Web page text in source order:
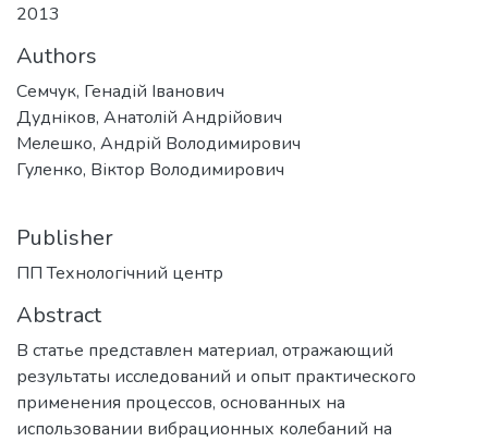
2013
Authors
Семчук, Генадій Іванович
Дудніков, Анатолій Андрійович
Мелешко, Андрій Володимирович
Гуленко, Віктор Володимирович
Publisher
ПП Технологічний центр
Abstract
В статье представлен материал, отражающий
результаты исследований и опыт практического
применения процессов, основанных на
использовании вибрационных колебаний на